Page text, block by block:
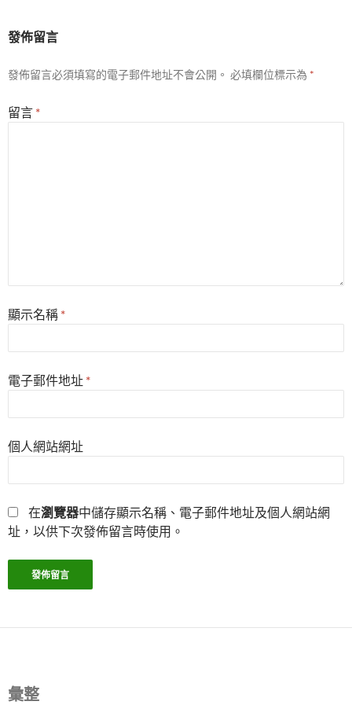
發佈留言
發佈留言必須填寫的電子郵件地址不會公開。 必填欄位標示為 *
留言 *
顯示名稱 *
電子郵件地址 *
個人網站網址
在瀏覽器中儲存顯示名稱、電子郵件地址及個人網站網
址，以供下次發佈留言時使用。
彙整